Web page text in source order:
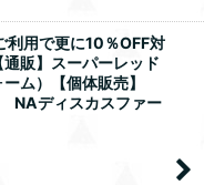
利用で更に10％OFF対
販】スーパーレッド
ム）【個体販売】
NAディスカスファー